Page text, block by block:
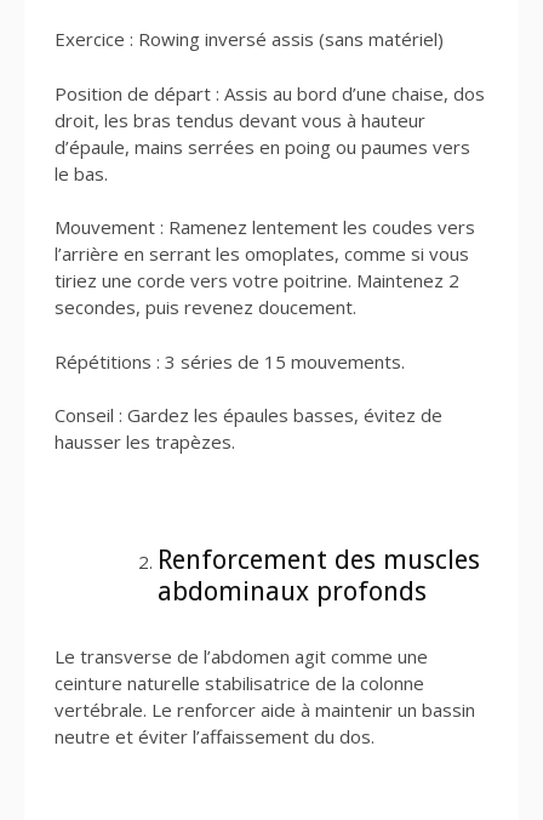
Exercice : Rowing inversé assis (sans matériel)
Position de départ : Assis au bord d’une chaise, dos
droit, les bras tendus devant vous à hauteur
d’épaule, mains serrées en poing ou paumes vers
le bas.
Mouvement : Ramenez lentement les coudes vers
l’arrière en serrant les omoplates, comme si vous
tiriez une corde vers votre poitrine. Maintenez 2
secondes, puis revenez doucement.
Répétitions : 3 séries de 15 mouvements.
Conseil : Gardez les épaules basses, évitez de
hausser les trapèzes.
Renforcement des muscles
abdominaux profonds
Le transverse de l’abdomen agit comme une
ceinture naturelle stabilisatrice de la colonne
vertébrale. Le renforcer aide à maintenir un bassin
neutre et éviter l’affaissement du dos.